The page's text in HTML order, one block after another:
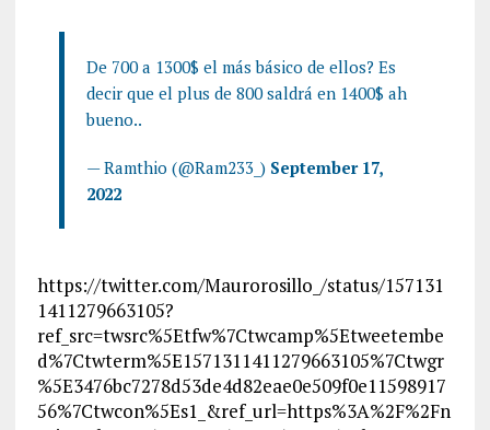
De 700 a 1300$ el más básico de ellos? Es
decir que el plus de 800 saldrá en 1400$ ah
bueno..
— Ramthio (@Ram233_) September 17,
2022
https://twitter.com/Maurorosillo_/status/157131
1411279663105?
ref_src=twsrc%5Etfw%7Ctwcamp%5Etweetembe
d%7Ctwterm%5E1571311411279663105%7Ctwgr
%5E3476bc7278d53de4d82eae0e509f0e11598917
56%7Ctwcon%5Es1_&ref_url=https%3A%2F%2Fn